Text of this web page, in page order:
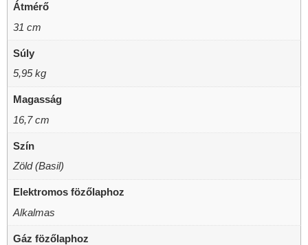
Átmérő
31 cm
Súly
5,95 kg
Magasság
16,7 cm
Szín
Zöld (Basil)
Elektromos fözőlaphoz
Alkalmas
Gáz fözőlaphoz